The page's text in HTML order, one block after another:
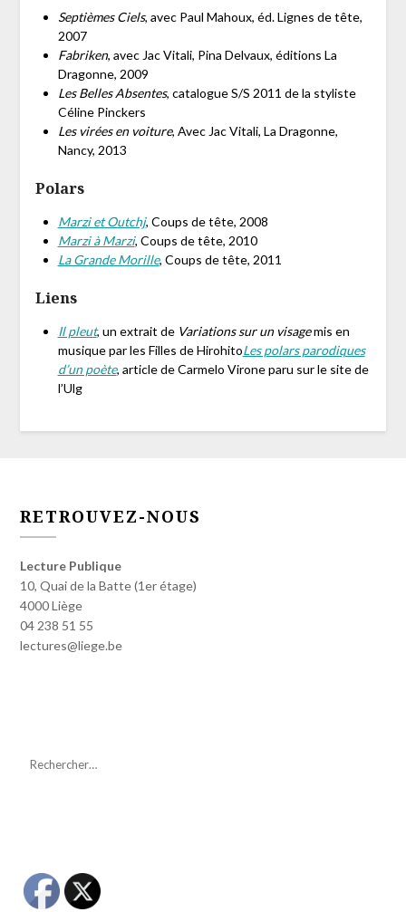
Septièmes Ciels, avec Paul Mahoux, éd. Lignes de tête,
2007
Fabriken, avec Jac Vitali, Pina Delvaux, éditions La
Dragonne, 2009
Les Belles Absentes, catalogue S/S 2011 de la styliste
Céline Pinckers
Les virées en voiture, Avec Jac Vitali, La Dragonne,
Nancy, 2013
Polars
Marzi et Outchj, Coups de tête, 2008
Marzi à Marzi, Coups de tête, 2010
La Grande Morille, Coups de tête, 2011
Liens
Il pleut, un extrait de Variations sur un visagemis en
musique par les Filles de HirohitoLes polars parodiques
d’un poète, article de Carmelo Virone paru sur le site de
l’Ulg
RETROUVEZ-NOUS
Lecture Publique
10, Quai de la Batte (1er étage)
4000 Liège
04 238 51 55
lectures@liege.be